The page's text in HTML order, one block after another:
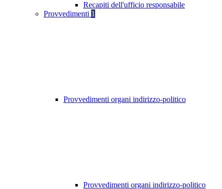
Recapiti dell'ufficio responsabile
Provvedimenti 1
Provvedimenti organi indirizzo-politico
Provvedimenti organi indirizzo-politico